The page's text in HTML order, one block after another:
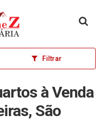
Filtrar
à Venda
São